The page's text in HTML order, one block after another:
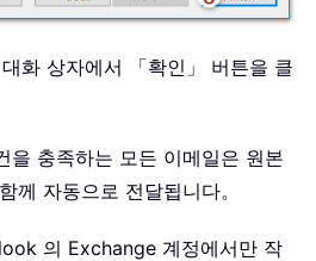
화 상자에서 「확인」 버튼을 클
을 충족하는 모든 이메일은 원본
께 자동으로 전달됩니다。
의 Exchange 계정에서만 작